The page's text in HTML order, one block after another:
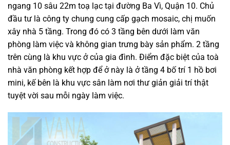
ngang 10 sâu 22m toạ lạc tại đường Ba Vì, Quận 10. Chủ
đầu tư là công ty chung cung cấp gạch mosaic, chị muốn
xây nhà 5 tầng. Trong đó có 3 tầng bên dưới làm văn
phòng làm việc và không gian trưng bày sản phẩm. 2 tầng
trên cùng là khu vực ở của gia đình. Điểm đặc biệt của toà
nhà văn phòng kết hợp để ở này là ở tầng 4 bố trí 1 hồ bơi
mini, kế bên là khu vực sân làm nơi thư giản giải trí thật
tuyệt vời sau mỗi ngày làm việc.